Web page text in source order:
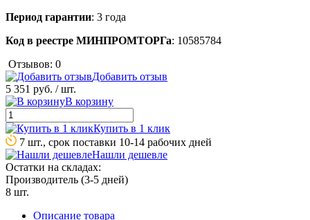
Период гарантии: 3 года
Код в реестре МИНПРОМТОРГа: 10585784
Отзывов: 0
Добавить отзыв
5 351 руб. / шт.
В корзину
Купить в 1 клик
7 шт., срок поставки 10-14 рабочих дней
Нашли дешевле
Остатки на складах:
Производитель (3-5 дней)
8 шт.
Описание товара